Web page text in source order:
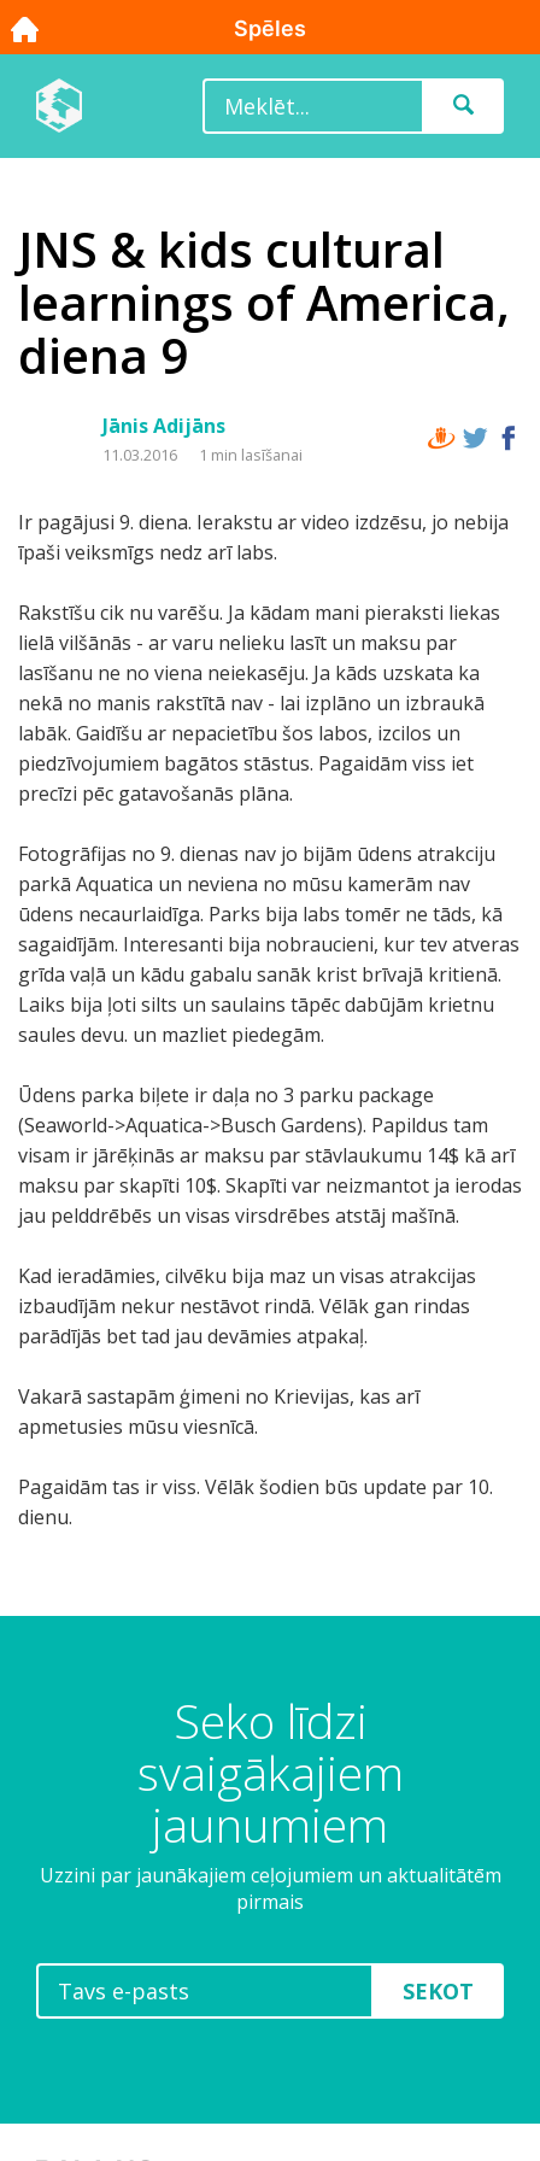
JNS & kids cultural
learnings of America,
diena 9
Jānis Adijāns
11.03.2016 1 min lasīšanai
Ir pagājusi 9. diena. Ierakstu ar video izdzēsu, jo nebija
īpaši veiksmīgs nedz arī labs.
Rakstīšu cik nu varēšu. Ja kādam mani pieraksti liekas
lielā vilšānās - ar varu nelieku lasīt un maksu par
lasīšanu ne no viena neiekasēju. Ja kāds uzskata ka
nekā no manis rakstītā nav - lai izplāno un izbraukā
labāk. Gaidīšu ar nepacietību šos labos, izcilos un
piedzīvojumiem bagātos stāstus. Pagaidām viss iet
precīzi pēc gatavošanās plāna.
Fotogrāfijas no 9. dienas nav jo bijām ūdens atrakciju
parkā Aquatica un neviena no mūsu kamerām nav
ūdens necaurlaidīga. Parks bija labs tomēr ne tāds, kā
sagaidījām. Interesanti bija nobraucieni, kur tev atveras
grīda vaļā un kādu gabalu sanāk krist brīvajā kritienā.
Laiks bija ļoti silts un saulains tāpēc dabūjām krietnu
saules devu. un mazliet piedegām.
Ūdens parka biļete ir daļa no 3 parku package
(Seaworld->Aquatica->Busch Gardens). Papildus tam
visam ir jārēķinās ar maksu par stāvlaukumu 14$ kā arī
maksu par skapīti 10$. Skapīti var neizmantot ja ierodas
jau pelddrēbēs un visas virsdrēbes atstāj mašīnā.
Kad ieradāmies, cilvēku bija maz un visas atrakcijas
izbaudījām nekur nestāvot rindā. Vēlāk gan rindas
parādījās bet tad jau devāmies atpakaļ.
Vakarā sastapām ģimeni no Krievijas, kas arī
apmetusies mūsu viesnīcā.
Pagaidām tas ir viss. Vēlāk šodien būs update par 10.
dienu.
Seko līdzi
svaigākajiem
jaunumiem
Uzzini par jaunākajiem ceļojumiem un aktualitātēm
pirmais
SEKOT